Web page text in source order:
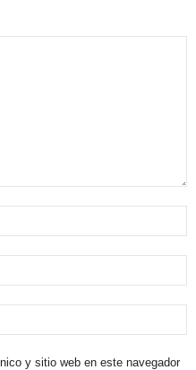
y sitio web en este navegador